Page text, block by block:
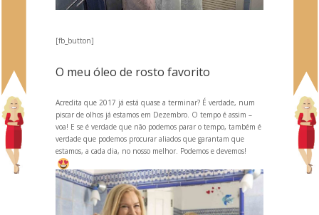
[fb_button]
O meu óleo de rosto favorito
Acredita que 2017 já está quase a terminar? É verdade, num
piscar de olhos já estamos em Dezembro. O tempo é assim –
voa! E se é verdade que não podemos parar o tempo, também é
verdade que podemos procurar aliados que garantam que
estamos, a cada dia, no nosso melhor. Podemos e devemos!